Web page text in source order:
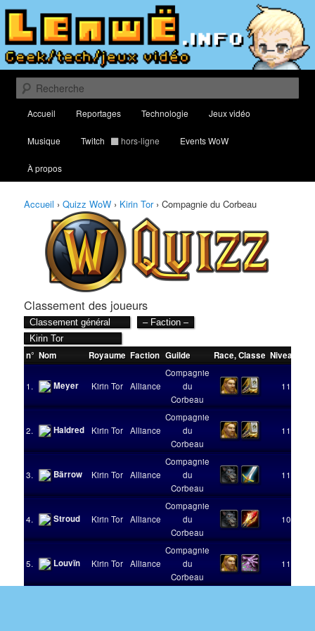
Aller
contenu
principal
Aller
contenu
secondaireLenwë – Culture geek, tech et jeux
vidéo
Classement des meilleurs joueurs au Quizz World of Warcraft
Recherche
principal
Accueil Reportages Technologie Jeux vidéo
Musique Twitch hors-ligne Events WoW
À propos
Accueil › Quizz WoW › Kirin Tor › Compagnie du Corbeau
Classement des joueurs
n° Nom Royaume Faction Guilde Race,Classe Niveau
1. Meyer Kirin Tor Alliance
Compagnie
du
Corbeau
110
2. Haldred Kirin Tor Alliance
Compagnie
du
Corbeau
110
3. Bärrow Kirin Tor Alliance
Compagnie
du
Corbeau
110
4. Stroud Kirin Tor Alliance
Compagnie
du
Corbeau
104
5. Louvïn Kirin Tor Alliance
Compagnie
du
Corbeau
110